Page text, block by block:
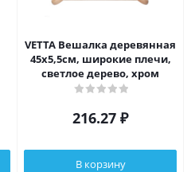
VETTA Вешалка деревянная
45x5,5см, широкие плечи,
светлое дерево, хром
216.27 ₽
В корзину